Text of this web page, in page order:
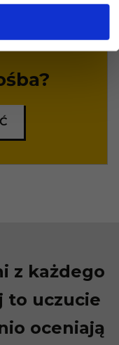
z każdego
to uczucie
oceniają